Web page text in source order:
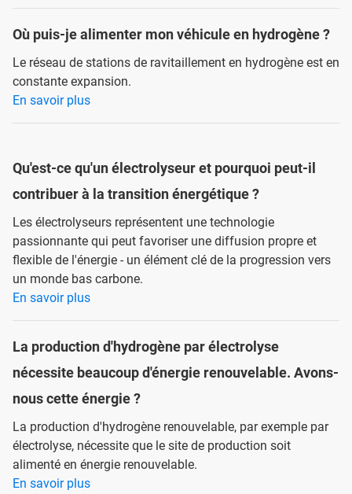
Où puis-je alimenter mon véhicule en hydrogène ?
Le réseau de stations de ravitaillement en hydrogène est en
constante expansion.
En savoir plus
Qu'est-ce qu'un électrolyseur et pourquoi peut-il
contribuer à la transition énergétique ?
Les électrolyseurs représentent une technologie
passionnante qui peut favoriser une diffusion propre et
flexible de l'énergie - un élément clé de la progression vers
un monde bas carbone.
En savoir plus
La production d'hydrogène par électrolyse
nécessite beaucoup d'énergie renouvelable. Avons-
nous cette énergie ?
La production d'hydrogène renouvelable, par exemple par
électrolyse, nécessite que le site de production soit
alimenté en énergie renouvelable.
En savoir plus